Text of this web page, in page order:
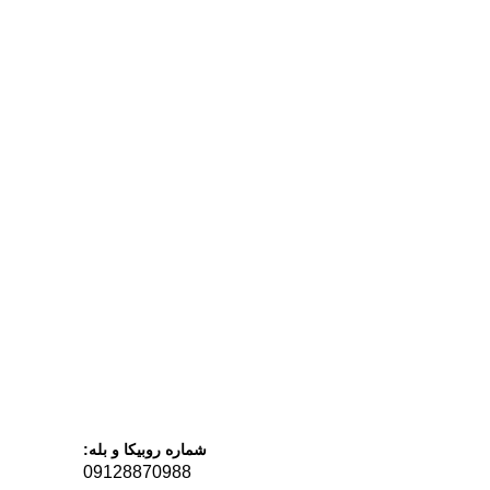
شماره روبیکا و بله:
09128870988